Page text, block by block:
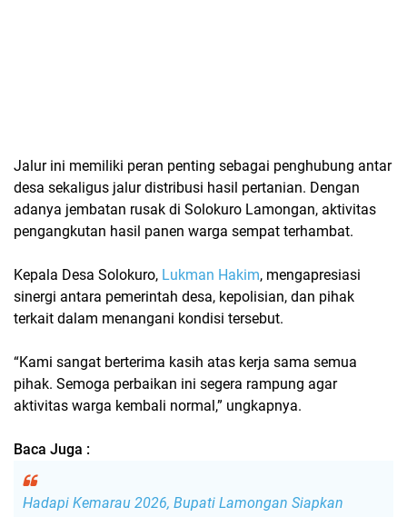
Jalur ini memiliki peran penting sebagai penghubung antar
desa sekaligus jalur distribusi hasil pertanian. Dengan
adanya jembatan rusak di Solokuro Lamongan, aktivitas
pengangkutan hasil panen warga sempat terhambat.
Kepala Desa Solokuro, Lukman Hakim, mengapresiasi
sinergi antara pemerintah desa, kepolisian, dan pihak
terkait dalam menangani kondisi tersebut.
“Kami sangat berterima kasih atas kerja sama semua
pihak. Semoga perbaikan ini segera rampung agar
aktivitas warga kembali normal,” ungkapnya.
Baca Juga :
Hadapi Kemarau 2026, Bupati Lamongan Siapkan